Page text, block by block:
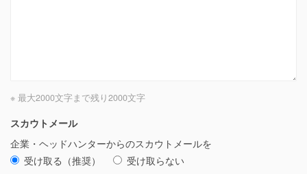
※ 最大2000文字まで残り2000文字
スカウトメール
企業・ヘッドハンターからのスカウトメールを
受け取る（推奨）
受け取らない